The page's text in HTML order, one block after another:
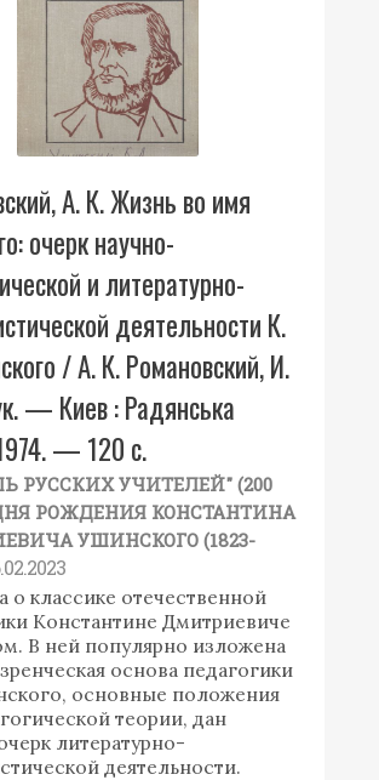
А. К. Жизнь во имя
очерк научно-
и литературно-
деятельности К.
/ А. К. Романовский, И.
— Киев : Радянська
— 120 с.
РУССКИХ УЧИТЕЛЕЙ" (200
РОЖДЕНИЯ КОНСТАНТИНА
УШИНСКОГО (1823-
о классике отечественной
Константине Дмитриевиче
В ней популярно изложена
основа педагогики
основные положения
теории, дан
литературно-
деятельности.